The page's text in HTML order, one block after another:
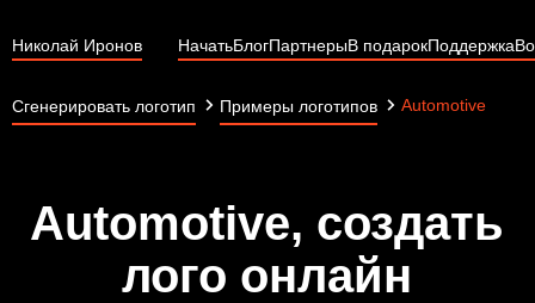
Николай Иронов НачатьБлогПартнерыВ подарокПоддержка
Сгенерировать логотип Примеры логотипов Automotive
Automotive, создать
лого онлайн